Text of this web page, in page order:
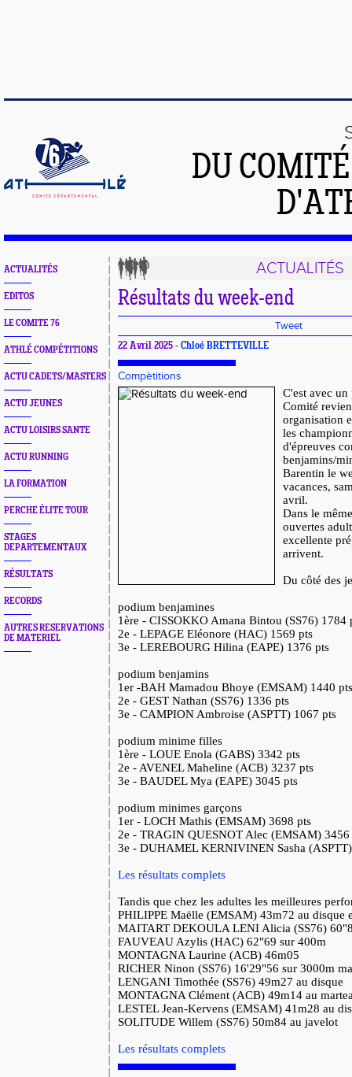
DU
ACTUALITÉS
EDITOS
LE COMITE 76
ATHLÉ COMPÉTITIONS
ACTU CADETS/MASTERS
ACTU JEUNES
ACTU LOISIRS SANTE
ACTU RUNNING
LA FORMATION
PERCHE ÉLITE TOUR
STAGES
DEPARTEMENTAUX
RÉSULTATS
RECORDS
AUTRES RESERVATIONS
DE MATERIEL
ACTUALITÉS
Résultats du week-end
Tweet
22 Avril 2025 - Chloé BRETTEVILLE
Compètitions
C'est avec
Comité
organisation
les
d'épreuves
benjamins/
Barentin le
vacances,
avril.
Dans le
ouvertes
excellente
arrivent.
Du côté des
podium benjamines
1ère - CISSOKKO Amana Bintou (SS76) 1784
2e - LEPAGE Eléonore (HAC) 1569 pts
3e - LEREBOURG Hilina (EAPE) 1376 pts
podium benjamins
1er -BAH Mamadou Bhoye (EMSAM) 1440
2e - GEST Nathan (SS76) 1336 pts
3e - CAMPION Ambroise (ASPTT) 1067 pts
podium minime filles
1ère - LOUE Enola (GABS) 3342 pts
2e - AVENEL Maheline (ACB) 3237 pts
3e - BAUDEL Mya (EAPE) 3045 pts
podium minimes garçons
1er - LOCH Mathis (EMSAM) 3698 pts
2e - TRAGIN QUESNOT Alec (EMSAM) 3456
3e - DUHAMEL KERNIVINEN Sasha
Les résultats complets
Tandis que chez les adultes les meilleures
PHILIPPE Maëlle (EMSAM) 43m72 au disque
MAITART DEKOULA LENI Alicia (SS76)
FAUVEAU Azylis (HAC) 62"69 sur 400m
MONTAGNA Laurine (ACB) 46m05
RICHER Ninon (SS76) 16'29"56 sur 3000m
LENGANI Timothée (SS76) 49m27 au disque
MONTAGNA Clément (ACB) 49m14 au
LESTEL Jean-Kervens (EMSAM) 41m28 au
SOLITUDE Willem (SS76) 50m84 au javelot
Les résultats complets